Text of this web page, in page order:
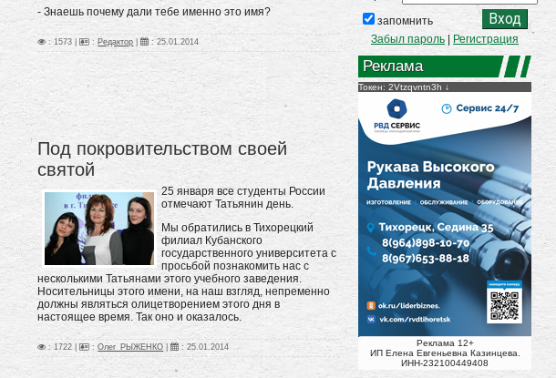
запомнить
Забыл пароль
Регистрация
Реклама
Токен: 2Vtzqvntn3h
Реклама 12+
ИП Елена Евгеньевна Казинцева.
ИНН-232100449408
- Знаешь почему дали тебе именно это имя?
: 1573 | :Редактор | :25.01.2014
Под покровительством своей
святой
25 января все студенты России
отмечают Татьянин день.
Мы обратились в Тихорецкий
филиал Кубанского
государственного университета с
просьбой познакомить нас с
несколькими Татьянами этого учебного заведения.
Носительницы этого имени, на наш взгляд, непременно
должны являться олицетворением этого дня в
настоящее время. Так оно и оказалось.
: 1722 | :Олег_РЫЖЕНКО | :25.01.2014